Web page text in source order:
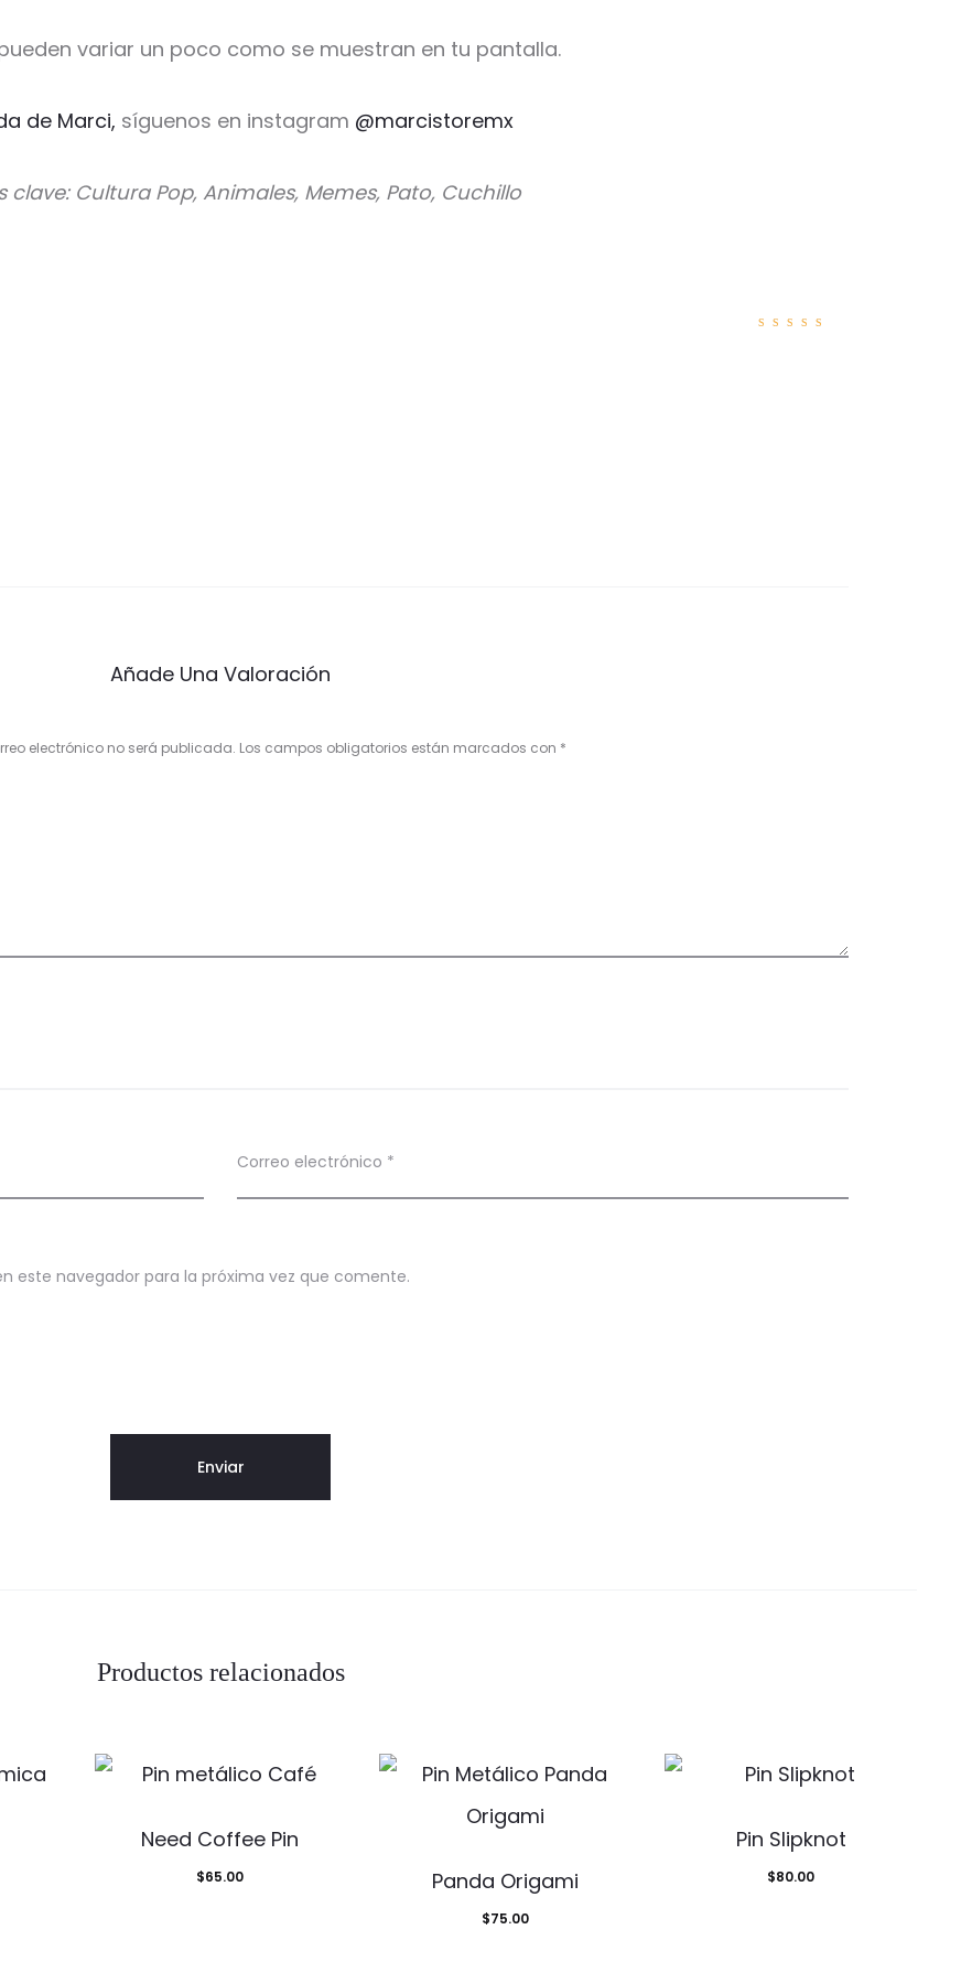
variar un poco como se muestran en tu pantalla.
de Marci, síguenos en instagram @marcistoremx
clave: Cultura Pop, Animales, Memes, Pato, Cuchillo
Añade Una Valoración
electrónico no será publicada. Los campos obligatorios están marcados con *
Correo electrónico *
este navegador para la próxima vez que comente.
Productos relacionados
Need Coffee Pin
$65.00 Panda Origami
$75.00
Pin Slipknot
$80.00